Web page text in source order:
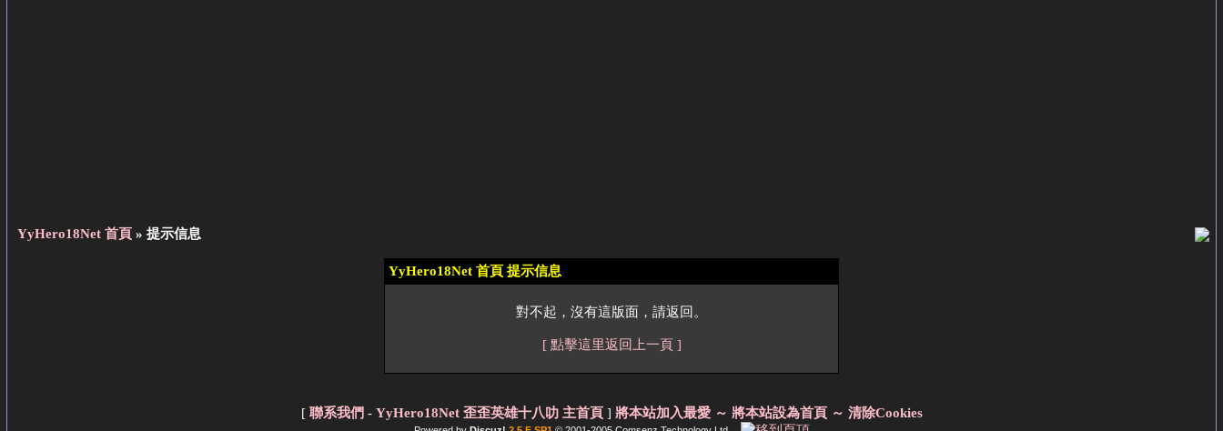
YyHero18Net 首頁 » 提示信息
YyHero18Net 首頁 提示信息
對不起，沒有這版面，請返回。
[ 點擊這里返回上一頁 ]
[ 聯系我們 - YyHero18Net 歪歪英雄十八叻 主首頁] 將本站加入最愛 ～ 將本站設為首頁 ～ 清除Cookies